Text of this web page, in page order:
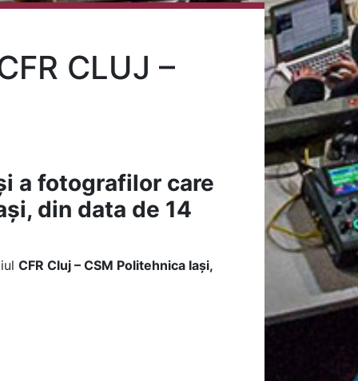
CLUJ –
a fotografilor care
din data de 14
CFR Cluj – CSM Politehnica Iași,